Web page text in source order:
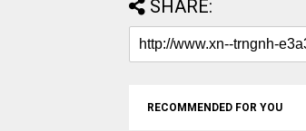
SHARE:
RECOMMENDED FOR YOU